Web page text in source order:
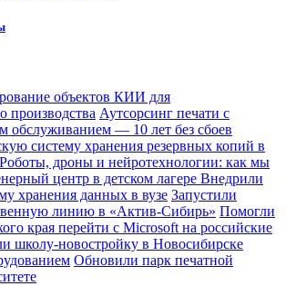
объектов КИИ для
производства Аутсорсинг печати с
обслуживанием — 10 лет без сбоев
систему хранения резервных копий в
Роботы, дроны и нейротехнологии: как мы
центр в детском лагере Внедрили
хранения данных в вузе Запустили
линию в «Актив-Сибирь» Помогли
края перейти с Microsoft на российские
школу-новостройку в Новосибирске
Обновили парк печатной